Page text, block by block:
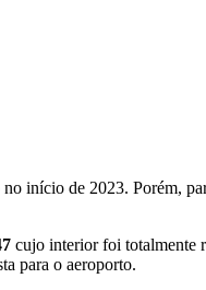
início de 2023. Porém,
cujo interior foi totalmente
para o aeroporto.